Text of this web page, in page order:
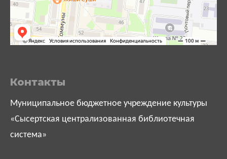
Контакты
Муниципальное бюджетное учреждение культуры
«Сысертская централизованная библиотечная
система»